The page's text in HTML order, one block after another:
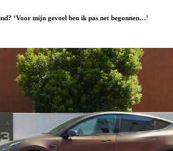
‘Voor mijn gevoel ben ik pas net begonnen…’